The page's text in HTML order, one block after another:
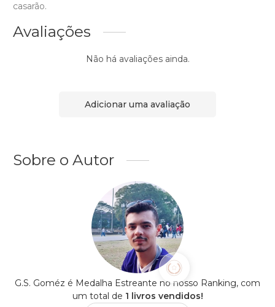
casarão.
Avaliações
Não há avaliações ainda.
Adicionar uma avaliação
Sobre o Autor
G.S. Goméz é Medalha Estreante no nosso Ranking, com
um total de 1 livros vendidos!